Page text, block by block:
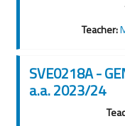
Teacher:
SVE0218A -
a.a. 2023/24